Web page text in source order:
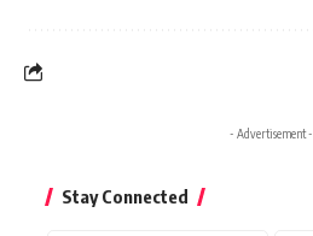
- Advertisement -
Stay Connected